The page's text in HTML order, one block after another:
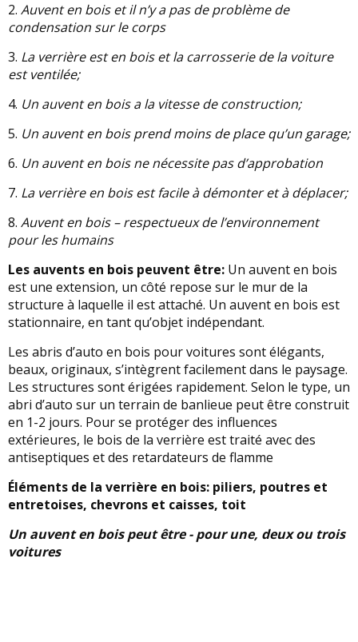
2. Auvent en bois et il n’y a pas de problème de
condensation sur le corps
3. La verrière est en bois et la carrosserie de la voiture
est ventilée;
4. Un auvent en bois a la vitesse de construction;
5. Un auvent en bois prend moins de place qu’un garage;
6. Un auvent en bois ne nécessite pas d’approbation
7. La verrière en bois est facile à démonter et à déplacer;
8. Auvent en bois – respectueux de l’environnement
pour les humains
Les auvents en bois peuvent être: Un auvent en bois
est une extension, un côté repose sur le mur de la
structure à laquelle il est attaché. Un auvent en bois est
stationnaire, en tant qu’objet indépendant.
Les abris d’auto en bois pour voitures sont élégants,
beaux, originaux, s’intègrent facilement dans le paysage.
Les structures sont érigées rapidement. Selon le type, un
abri d’auto sur un terrain de banlieue peut être construit
en 1-2 jours. Pour se protéger des influences
extérieures, le bois de la verrière est traité avec des
antiseptiques et des retardateurs de flamme
Éléments de la verrière en bois: piliers, poutres et
entretoises, chevrons et caisses, toit
Un auvent en bois peut être - pour une, deux ou trois
voitures